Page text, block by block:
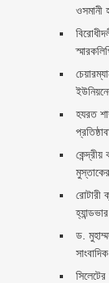
ওসমানী
হযরত
রোটারী
ড.